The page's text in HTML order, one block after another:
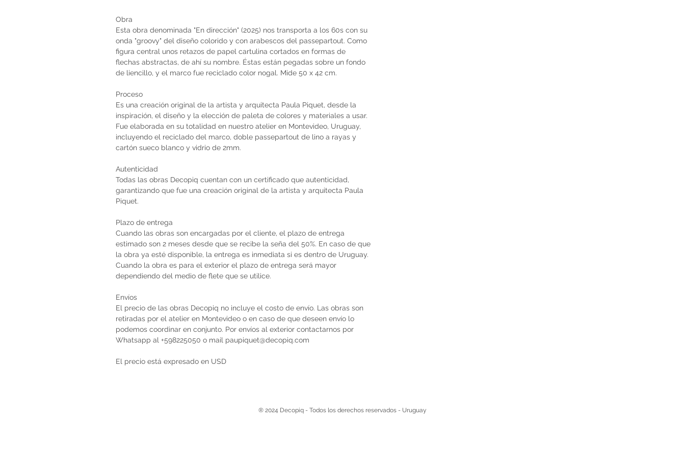
Obra
Esta obra denominada "En dirección" (2025) nos transporta a los 60s con su
onda "groovy" del diseño colorido y con arabescos del passepartout. Como
figura central unos retazos de papel cartulina cortados en formas de
flechas abstractas, de ahí su nombre. Éstas están pegadas sobre un fondo
de liencillo, y el marco fue reciclado color nogal. Mide 50 x 42 cm.
Proceso
Es una creación original de la artista y arquitecta Paula Piquet, desde la
inspiración, el diseño y la elección de paleta de colores y materiales a usar.
Fue elaborada en su totalidad en nuestro atelier en Montevideo, Uruguay,
incluyendo el reciclado del marco, doble passepartout de lino a rayas y
cartón sueco blanco y vidrio de 2mm.
Autenticidad
Todas las obras Decopiq cuentan con un certificado que autenticidad,
garantizando que fue una creación original de la artista y arquitecta Paula
Piquet.
Plazo de entrega
Cuando las obras son encargadas por el cliente, el plazo de entrega
estimado son 2 meses desde que se recibe la seña del 50%. En caso de que
la obra ya esté disponible, la entrega es inmediata si es dentro de Uruguay.
Cuando la obra es para el exterior el plazo de entrega será mayor
dependiendo del medio de flete que se utilice.
Envíos
El precio de las obras Decopiq no incluye el costo de envío. Las obras son
retiradas por el atelier en Montevideo o en caso de que deseen envío lo
podemos coordinar en conjunto. Por envíos al exterior contactarnos por
Whatsapp al +598225050 o mail paupiquet@decopiq.com
El precio está expresado en USD
® 2024 Decopiq - Todos los derechos reservados - Uruguay